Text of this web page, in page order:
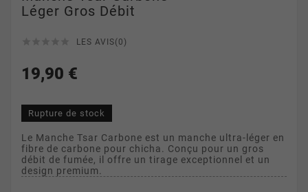
Léger Gros Débit
LES AVIS(0)
19,90 €
Rupture de stock
Le Manche Tsar Carbone est un manche ultra-léger en
fibre de carbone pour chicha. Conçu pour un gros
débit de fumée, il offre un tirage exceptionnel et un
design premium.